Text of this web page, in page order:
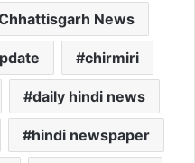
News
chirmiri
daily hindi news
hindi newspaper